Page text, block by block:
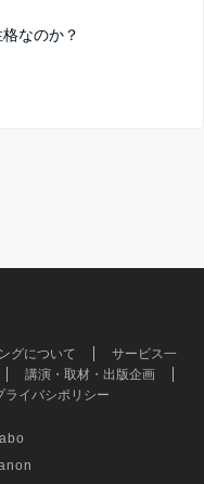
なのか？
グについて
サービス一
講演・取材・出版企画
ライバシポリシー